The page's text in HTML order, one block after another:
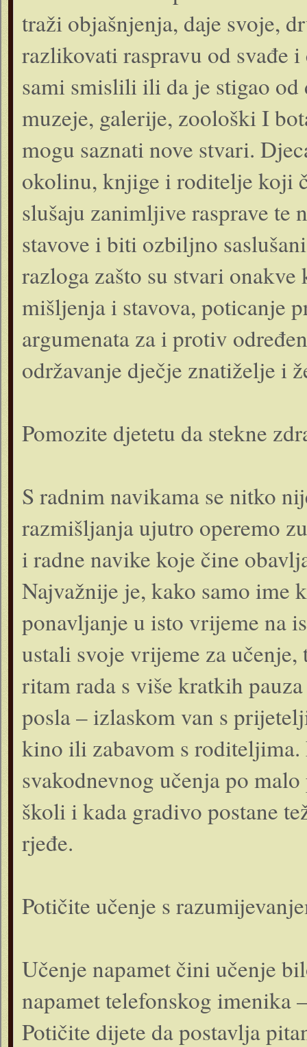
traži objašnjenja, daje svoje,
razlikovati raspravu od svađe
sami smislili ili da je stigao
muzeje, galerije, zoološki I
mogu saznati nove stvari.
okolinu, knjige i roditelje koji
slušaju zanimljive rasprave te
stavove i biti ozbiljno
razloga zašto su stvari
mišljenja i stavova, poticanje
argumenata za i protiv
održavanje dječje znatiželje i
Pomozite djetetu da stekne
S radnim navikama se nitko
razmišljanja ujutro operemo
i radne navike koje čine
Najvažnije je, kako samo ime
ponavljanje u isto vrijeme na
ustali svoje vrijeme za
ritam rada s više kratkih
posla – izlaskom van s
kino ili zabavom s
svakodnevnog učenja po
školi i kada gradivo postane
rjeđe.
Potičite učenje s
Učenje napamet čini učenje
napamet telefonskog imenika
Potičite dijete da postavlja